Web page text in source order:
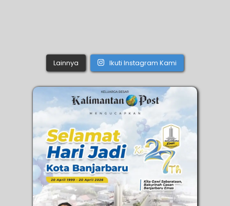
Lainnya Ikuti Instagram Kami